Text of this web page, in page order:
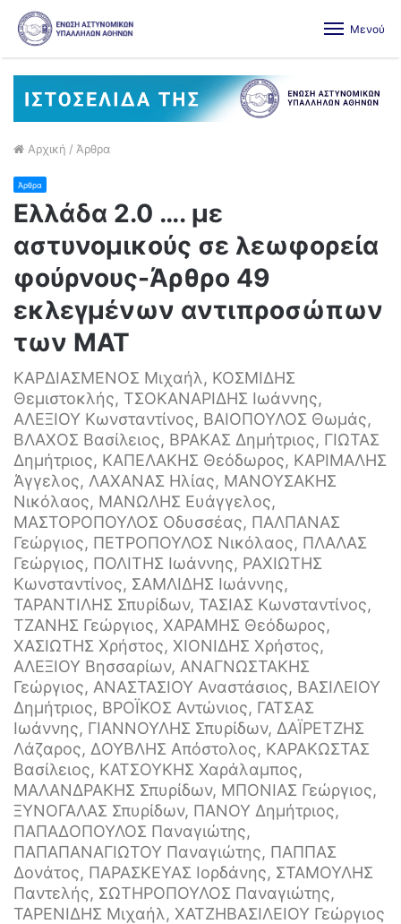
Μενού
Αρχική / Άρθρα
Άρθρα
Ελλάδα 2.0 …. με
αστυνομικούς σε λεωφορεία
φούρνους-Άρθρο 49
εκλεγμένων αντιπροσώπων
των ΜΑΤ
ΚΑΡΔΙΑΣΜΕΝΟΣ Μιχαήλ, ΚΟΣΜΙΔΗΣ
Θεμιστοκλής, ΤΣΟΚΑΝΑΡΙΔΗΣ Ιωάννης,
ΑΛΕΞΙΟΥ Κωνσταντίνος, ΒΑΙΟΠΟΥΛΟΣ Θωμάς,
ΒΛΑΧΟΣ Βασίλειος, ΒΡΑΚΑΣ Δημήτριος, ΓΙΩΤΑΣ
Δημήτριος, ΚΑΠΕΛΑΚΗΣ Θεόδωρος, ΚΑΡΙΜΑΛΗΣ
Άγγελος, ΛΑΧΑΝΑΣ Ηλίας, ΜΑΝΟΥΣΑΚΗΣ
Νικόλαος, ΜΑΝΩΛΗΣ Ευάγγελος,
ΜΑΣΤΟΡΟΠΟΥΛΟΣ Οδυσσέας, ΠΑΛΠΑΝΑΣ
Γεώργιος, ΠΕΤΡΟΠΟΥΛΟΣ Νικόλαος, ΠΛΑΛΑΣ
Γεώργιος, ΠΟΛΙΤΗΣ Ιωάννης, ΡΑΧΙΩΤΗΣ
Κωνσταντίνος, ΣΑΜΛΙΔΗΣ Ιωάννης,
ΤΑΡΑΝΤΙΛΗΣ Σπυρίδων, ΤΑΣΙΑΣ Κωνσταντίνος,
ΤΖΑΝΗΣ Γεώργιος, ΧΑΡΑΜΗΣ Θεόδωρος,
ΧΑΣΙΩΤΗΣ Χρήστος, ΧΙΟΝΙΔΗΣ Χρήστος,
ΑΛΕΞΙΟΥ Βησσαρίων, ΑΝΑΓΝΩΣΤΑΚΗΣ
Γεώργιος, ΑΝΑΣΤΑΣΙΟΥ Αναστάσιος, ΒΑΣΙΛΕΙΟΥ
Δημήτριος, ΒΡΟΪΚΟΣ Αντώνιος, ΓΑΤΣΑΣ
Ιωάννης, ΓΙΑΝΝΟΥΛΗΣ Σπυρίδων, ΔΑΪΡΕΤΖΗΣ
Λάζαρος, ΔΟΥΒΛΗΣ Απόστολος, ΚΑΡΑΚΩΣΤΑΣ
Βασίλειος, ΚΑΤΣΟΥΚΗΣ Χαράλαμπος,
ΜΑΛΑΝΔΡΑΚΗΣ Σπυρίδων, ΜΠΟΝΙΑΣ Γεώργιος,
ΞΥΝΟΓΑΛΑΣ Σπυρίδων, ΠΑΝΟΥ Δημήτριος,
ΠΑΠΑΔΟΠΟΥΛΟΣ Παναγιώτης,
ΠΑΠΑΠΑΝΑΓΙΩΤΟΥ Παναγιώτης, ΠΑΠΠΑΣ
Δονάτος, ΠΑΡΑΣΚΕΥΑΣ Ιορδάνης, ΣΤΑΜΟΥΛΗΣ
Παντελής, ΣΩΤΗΡΟΠΟΥΛΟΣ Παναγιώτης,
ΤΑΡΕΝΙΔΗΣ Μιχαήλ, ΧΑΤΖΗΒΑΣΙΛΕΙΟΥ Γεώργιος